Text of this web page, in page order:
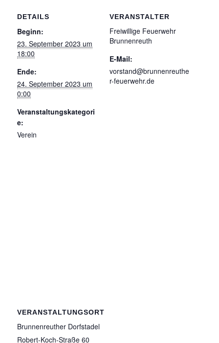
DETAILS
Beginn:
23. September 2023 um
18:00
Ende:
24. September 2023 um
0:00
Veranstaltungskategori
e:
Verein
VERANSTALTER
Freiwillige Feuerwehr
Brunnenreuth
E-Mail:
vorstand@brunnenreuthe
r-feuerwehr.de
VERANSTALTUNGSORT
Brunnenreuther Dorfstadel
Robert-Koch-Straße 60